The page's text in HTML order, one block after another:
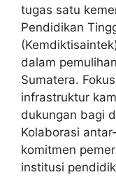
tugas satu
Pendidikan
dalam
Sumatera.
infrastruktur
dukungan bagi
Kolaborasi
komitmen
institusi